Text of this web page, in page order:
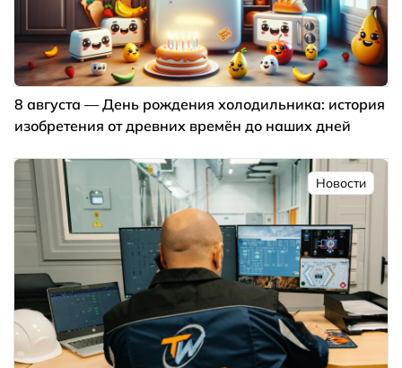
8 августа — День рождения холодильника: история
изобретения от древних времён до наших дней
Новости